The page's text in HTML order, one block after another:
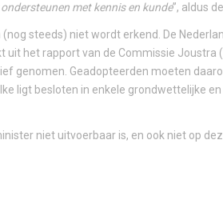
met kennis en kunde”, aldus
steeds) niet wordt erkend. De
uit het rapport van de Commissie Joustra
genomen. Geadopteerden moeten
ligt besloten in enkele grondwettelijke
niet uitvoerbaar is, en ook niet op